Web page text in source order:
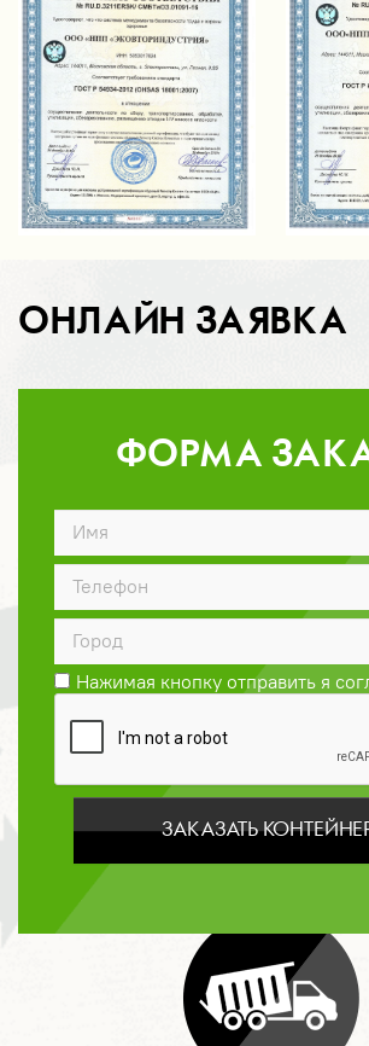
ОНЛАЙН ЗАЯВКА
ФОРМА
Нажимая кнопку отправить я
согласие на обработку
ЗАКАЗАТЬ